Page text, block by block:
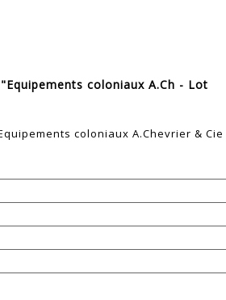
coloniaux A.Ch - Lot
coloniaux A.Chevrier & Cie